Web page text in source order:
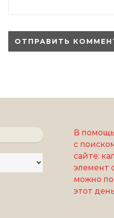
В
с
сайте:
элемент
можно
этот